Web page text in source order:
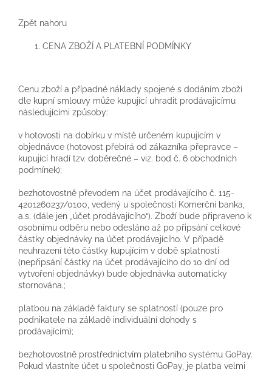
Zpět nahoru
CENA ZBOŽÍ A PLATEBNÍ PODMÍNKY
Cenu zboží a případné náklady spojené s dodáním zboží
dle kupní smlouvy může kupující uhradit prodávajícímu
následujícími způsoby:
v hotovosti na dobírku v místě určeném kupujícím v
objednávce (hotovost přebírá od zákazníka přepravce –
kupující hradí tzv. doběrečné – viz. bod č. 6 obchodních
podmínek);
bezhotovostně převodem na účet prodávajícího č. 115-
4201260237/0100, vedený u společnosti Komerční banka,
a.s. (dále jen „účet prodávajícího“). Zboží bude připraveno k
osobnímu odběru nebo odesláno až po připsání celkové
částky objednávky na účet prodávajícího. V případě
neuhrazení této částky kupujícím v době splatnosti
(nepřipsání částky na účet prodávajícího do 10 dní od
vytvoření objednávky) bude objednávka automaticky
stornována.;
platbou na základě faktury se splatností (pouze pro
podnikatele na základě individuální dohody s
prodávajícím);
bezhotovostně prostřednictvím platebního systému GoPay.
Pokud vlastníte účet u společnosti GoPay, je platba velmi